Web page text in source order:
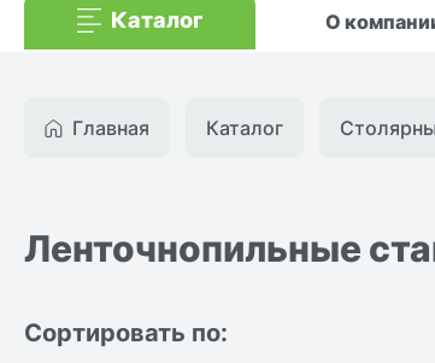
Каталог О
Главная Каталог
Ленточнопильные
Сортировать по: